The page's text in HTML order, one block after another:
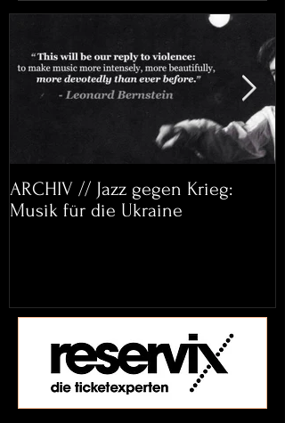
ARCHIV // Jazz gegen Krieg:
Musik für die Ukraine